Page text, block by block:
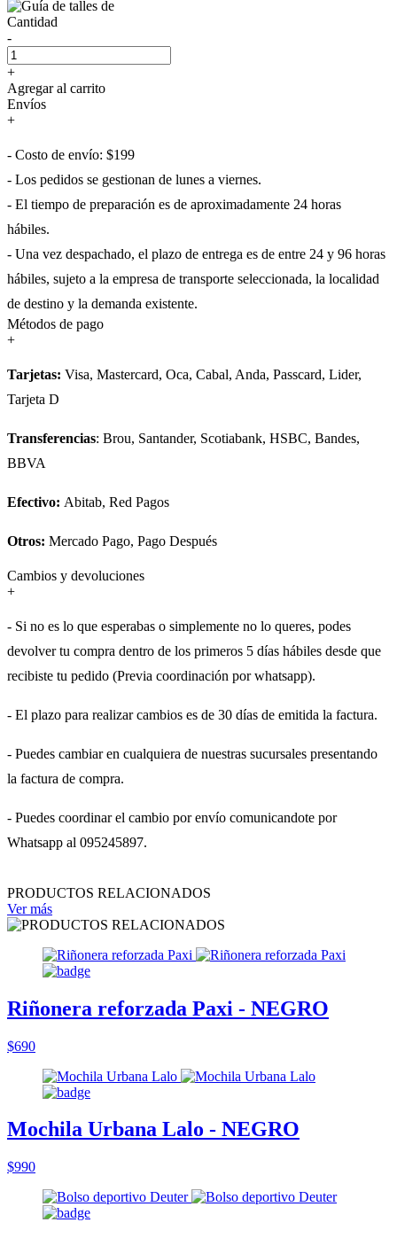
Cantidad
-
+
Agregar al carrito
Envíos
+
- Costo de envío: $199
- Los pedidos se gestionan de lunes a viernes.
- El tiempo de preparación es de aproximadamente 24 horas
hábiles.
- Una vez despachado, el plazo de entrega es de entre 24 y 96 horas
hábiles, sujeto a la empresa de transporte seleccionada, la localidad
de destino y la demanda existente.
Métodos de pago
+
Tarjetas: Visa, Mastercard, Oca, Cabal, Anda, Passcard, Lider,
Tarjeta D
Transferencias: Brou, Santander, Scotiabank, HSBC, Bandes,
BBVA
Efectivo: Abitab, Red Pagos
Otros: Mercado Pago, Pago Después
Cambios y devoluciones
+
- Si no es lo que esperabas o simplemente no lo queres, podes
devolver tu compra dentro de los primeros 5 días hábiles desde que
recibiste tu pedido (Previa coordinación por whatsapp).
- El plazo para realizar cambios es de 30 días de emitida la factura.
- Puedes cambiar en cualquiera de nuestras sucursales presentando
la factura de compra.
- Puedes coordinar el cambio por envío comunicandote por
Whatsapp al 095245897.
PRODUCTOS RELACIONADOS
Ver más
Riñonera reforzada Paxi - NEGRO
$690
Mochila Urbana Lalo - NEGRO
$990